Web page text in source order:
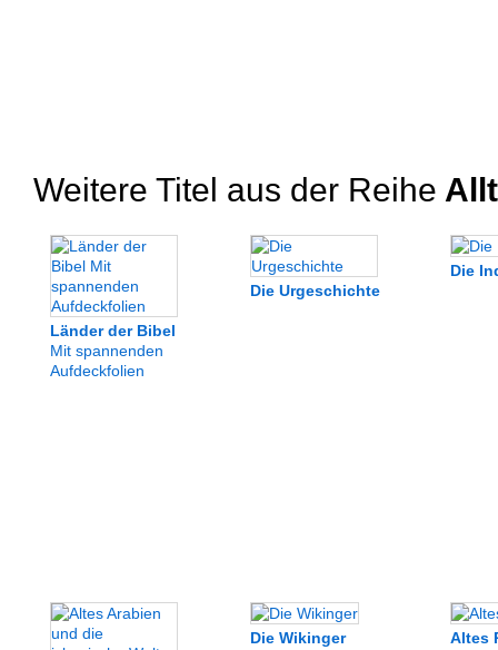
Weitere Titel aus der Reihe
Länder der Bibel
Mit spannenden
Aufdeckfolien
Die Urgeschichte
Die
Die Wikinger Altes